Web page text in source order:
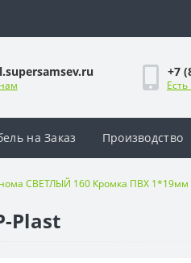
+7
на Заказ Производство
СВЕТЛЫЙ 160 Кромка ПВХ 1*19мм
Plast